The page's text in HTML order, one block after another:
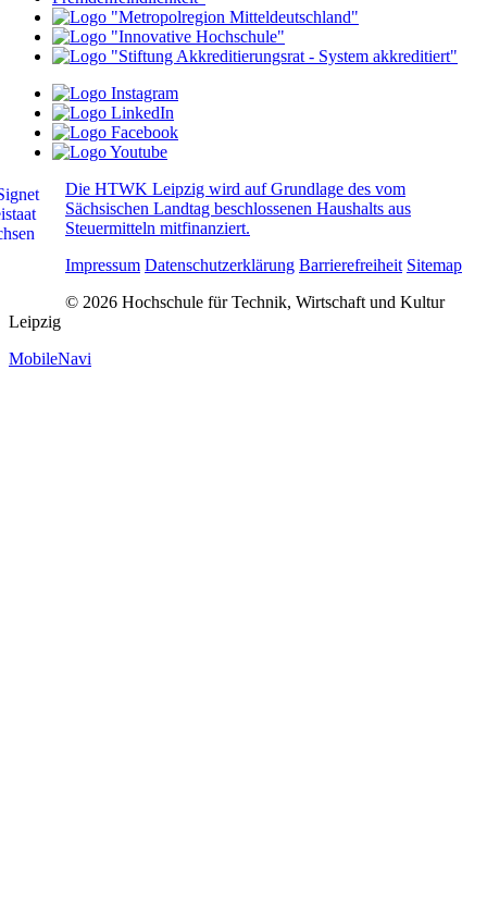
Die HTWK Leipzig wird auf Grundlage des vom
Sächsischen Landtag beschlossenen Haushalts aus
Steuermitteln mitfinanziert.
Impressum Datenschutzerklärung Barrierefreiheit Sitemap
© 2026 Hochschule für Technik, Wirtschaft und Kultur
Leipzig
MobileNavi